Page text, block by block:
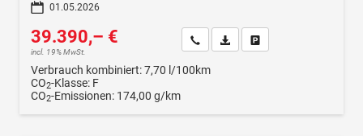
01.05.2026
39.390,– €
incl. 19% MwSt.
Wir rufen Sie anFahrzeugexposé (PDF)
Verbrauch kombiniert:7,70 l/100km
CO2-Klasse: F
CO2-Emissionen: 174,00 g/km